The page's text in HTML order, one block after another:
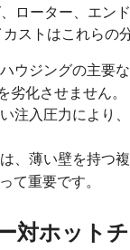
ローター、エン
ストはこれらの
ウジングの主要
化させません。
注入圧力により
、薄い壁を持つ
て重要です。
対ホット